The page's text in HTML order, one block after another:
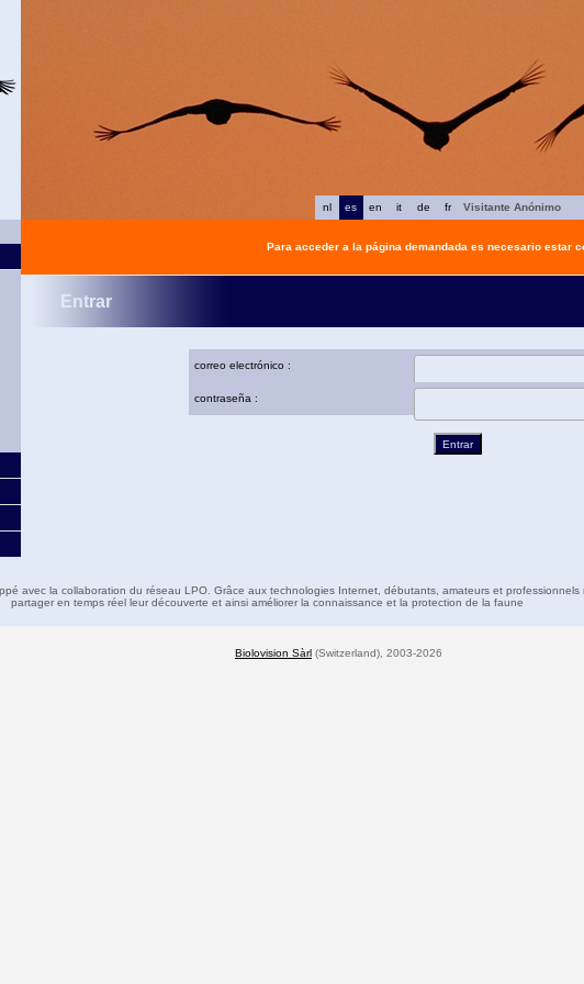
fr
de
it
en
es
nl
Visitante Anónimo
Para acceder a la página demandada es necesario estar
Entrar
correo electrónico :
contraseña :
avec la collaboration du réseau LPO. Grâce aux technologies Internet, débutants, amateurs et professionnels
partager en temps réel leur découverte et ainsi améliorer la connaissance et la protection de la faune
Biolovision Sàrl (Switzerland), 2003-2026